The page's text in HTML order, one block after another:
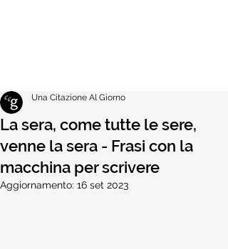
La sera, come tutte le sere,
venne la sera - Frasi con la
macchina per scrivere
Una Citazione Al Giorno
Aggiornamento: 16 set 2023